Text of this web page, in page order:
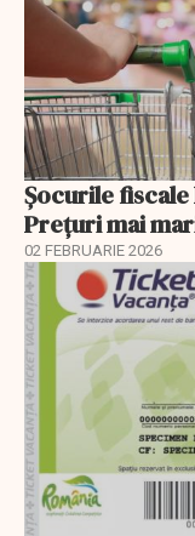
Șocurile
Prețuri mai
02 FEBRUARIE 2026